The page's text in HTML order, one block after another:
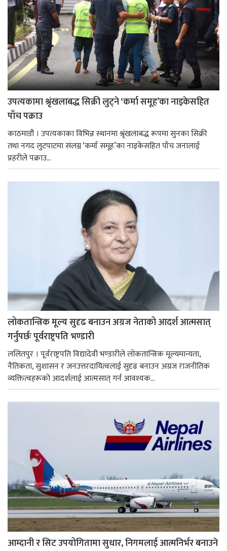
उपत्यकामा श्रृंखलाबद्ध सिक्री लुट्ने ‘कर्मा समूह’का नाइकेसहित
पाँच पक्राउ
काठमाडौं । उपत्यकाका विभिन्न स्थानमा श्रृंखलाबद्ध रूपमा सुनका सिक्री
तथा नगद लुटपाटमा संलग्न ‘कर्मा समूह’का नाइकेसहित पाँच जनालाई
प्रहरीले पक्राउ...
लोकतान्त्रिक मूल्य सुदृढ बनाउन अग्रज नेताको आदर्श आत्मसात्
गर्नुपर्छः पूर्वराष्ट्रपति भण्डारी
ललितपुर । पूर्वराष्ट्रपति विद्यादेवी भण्डारीले लोकतान्त्रिक मूल्यमान्यता,
नैतिकता, सुशासन र जनउत्तरदायित्वलाई सुदृढ बनाउन अग्रज राजनीतिक
व्यक्तित्वहरूको आदर्शलाई आत्मसात् गर्न आवश्यक...
आम्दानी र सिट उपयोगितामा सुधार, निगमलाई आत्मनिर्भर बनाउने